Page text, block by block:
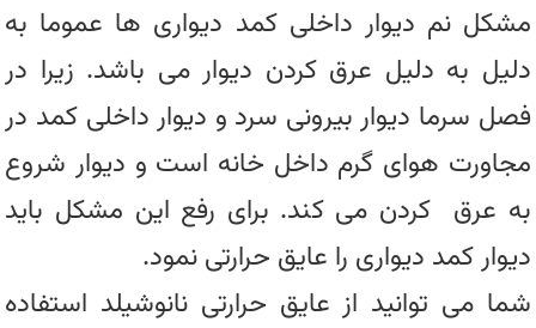
مشکل نم دیوار داخلی کمد دیواری ها عموما به
دلیل به دلیل عرق کردن دیوار می باشد. زیرا در
فصل سرما دیوار بیرونی سرد و دیوار داخلی کمد در
مجاورت هوای گرم داخل خانه است و دیوار شروع
به عرق کردن می کند. برای رفع این مشکل باید
دیوار کمد دیواری را عایق حرارتی نمود.
شما می توانید از عایق حرارتی نانوشیلد استفاده